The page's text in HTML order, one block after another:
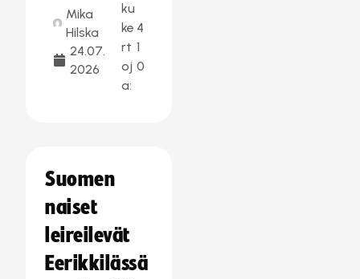
Mika
Hilska
24.07.
2026
ku
ke
rt
oj
a:
4
1
0
Suomen
naiset
leireilevät
Eerikkilässä